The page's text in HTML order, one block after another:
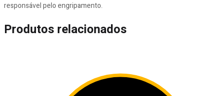
responsável pelo engripamento.
Produtos relacionados